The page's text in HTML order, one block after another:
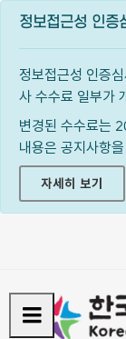
정보접근성 인증
정보접근성 인증
사 수수료 일부가
변경된 수수료는
내용은 공지사항
자세히 보기